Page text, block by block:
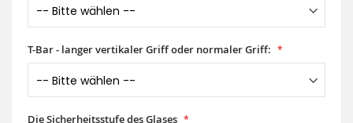
T-Bar - langer vertikaler Griff oder normaler Griff:
Die Sicherheitsstufe des Glases